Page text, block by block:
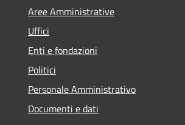
Aree Amministrative
Uffici
Enti e fondazioni
Politici
Personale Amministrativo
Documenti e dati